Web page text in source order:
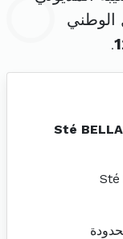
.
Sté
Sté